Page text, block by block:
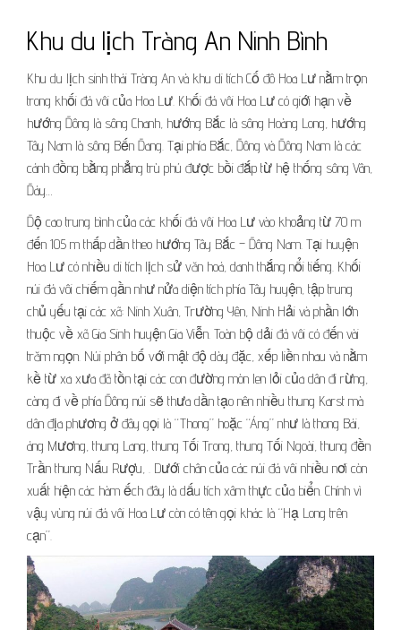
Khu du lịch Tràng An Ninh Bình
Khu du lịch sinh thái Tràng An và khu di tích Cố đô Hoa Lư nằm trọn
trong khối đá vôi của Hoa Lư. Khối đá vôi Hoa Lư có giới hạn về
hướng Đông là sông Chanh, hướng Bắc là sông Hoàng Long, hướng
Tây Nam là sông Bến Đang. Tại phía Bắc, Đông và Đông Nam là các
cánh đồng bằng phẳng trù phú được bồi đắp từ hệ thống sông Vân,
Đáy…
Độ cao trung bình của các khối đá vôi Hoa Lư vào khoảng từ 70 m
đến 105 m thấp dần theo hướng Tây Bắc – Đông Nam. Tại huyện
Hoa Lư có nhiều di tích lịch sử văn hoá, danh thắng nổi tiếng. Khối
núi đá vôi chiếm gần như nửa diện tích phía Tây huyện, tập trung
chủ yếu tại các xã: Ninh Xuân, Trường Yên, Ninh Hải và phần lớn
thuộc về xã Gia Sinh huyện Gia Viễn. Toàn bộ dải đá vôi có đến vài
trăm ngọn. Núi phân bố với mật độ dày đặc, xếp liền nhau và nằm
kề từ xa xưa đã tồn tại các con đường mòn len lỏi của dân đi rừng,
càng đi về phía Đông núi sẽ thưa dần tạo nên nhiều thung Karst mà
dân địa phương ở đây gọi là “Thong” hoặc “Áng” như là thong Bái,
áng Mương, thung Lang, thung Tối Trong, thung Tối Ngoài, thung đền
Trần thung Nấu Rượu, . Dưới chân của các núi đá vôi nhiều nơi còn
xuất hiện các hàm ếch đây là dấu tích xâm thực của biển. Chính vì
vậy vùng núi đá vôi Hoa Lư còn có tên gọi khác là “Hạ Long trên
cạn”.